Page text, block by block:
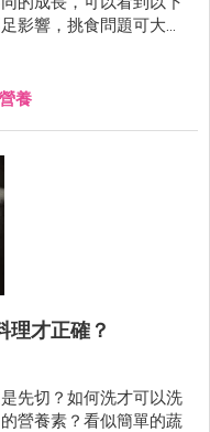
影響，挑食問題可大可
能忽視！
營養
理才正確？
先切？如何洗才可以洗
營養素？看似簡單的蔬